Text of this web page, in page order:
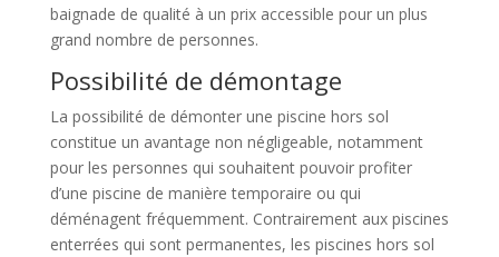
baignade de qualité à un prix accessible pour un plus
grand nombre de personnes.
Possibilité de démontage
La possibilité de démonter une piscine hors sol
constitue un avantage non négligeable, notamment
pour les personnes qui souhaitent pouvoir profiter
d’une piscine de manière temporaire ou qui
déménagent fréquemment. Contrairement aux piscines
enterrées qui sont permanentes, les piscines hors sol